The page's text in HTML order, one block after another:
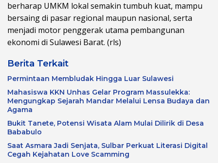
berharap UMKM lokal semakin tumbuh kuat, mampu
bersaing di pasar regional maupun nasional, serta
menjadi motor penggerak utama pembangunan
ekonomi di Sulawesi Barat. (rls)
Berita Terkait
Permintaan Membludak Hingga Luar Sulawesi
Mahasiswa KKN Unhas Gelar Program Massulekka:
Mengungkap Sejarah Mandar Melalui Lensa Budaya dan
Agama
Bukit Tanete, Potensi Wisata Alam Mulai Dilirik di Desa
Bababulo
Saat Asmara Jadi Senjata, Sulbar Perkuat Literasi Digital
Cegah Kejahatan Love Scamming